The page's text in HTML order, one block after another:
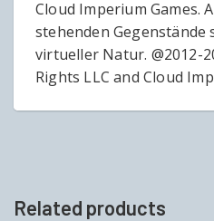
Cloud Imperium Games.
stehenden Gegenstände
virtueller Natur. @2012-
Rights LLC and Cloud
Related products